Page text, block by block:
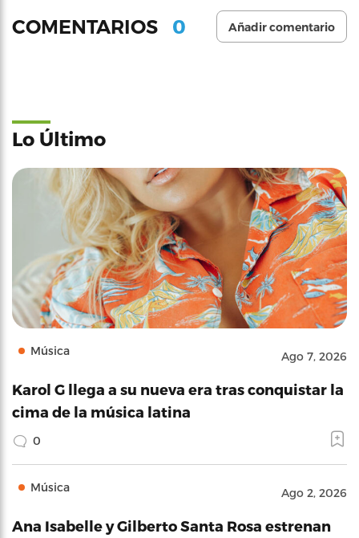
COMENTARIOS 0 Añadir comentario
Lo Último
Música Ago 7, 2026
Karol G llega a su nueva era tras conquistar la
cima de la música latina
0
Música Ago 2, 2026
Ana Isabelle y Gilberto Santa Rosa estrenan